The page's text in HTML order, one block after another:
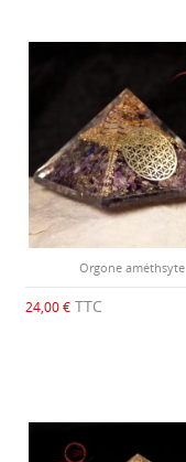
Orgone améthsyte
24,00 € TTC